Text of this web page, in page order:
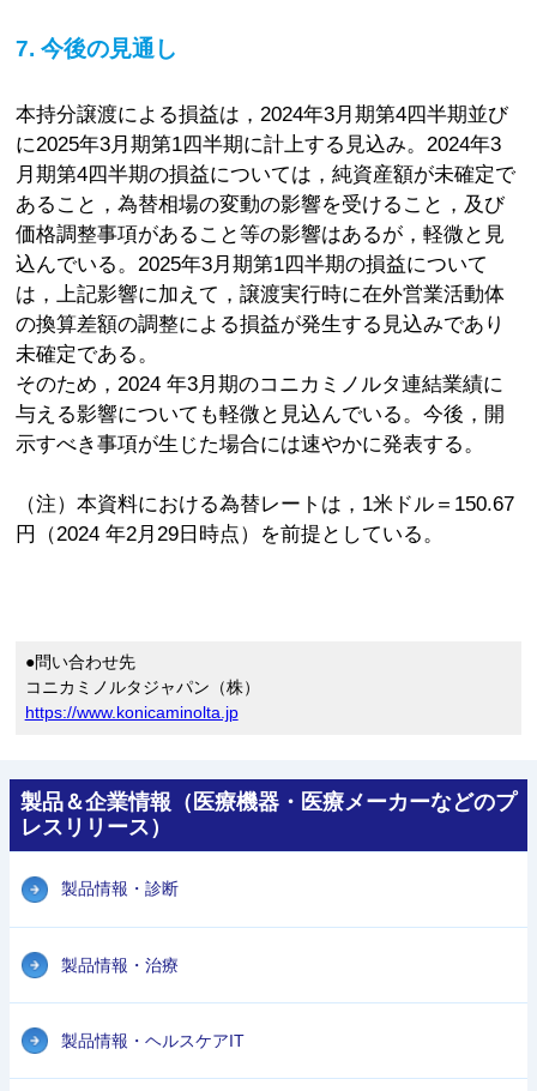
7. 今後の見通し
本持分譲渡による損益は，2024年3月期第4四半期並び
に2025年3月期第1四半期に計上する見込み。2024年3
月期第4四半期の損益については，純資産額が未確定で
あること，為替相場の変動の影響を受けること，及び
価格調整事項があること等の影響はあるが，軽微と見
込んでいる。2025年3月期第1四半期の損益について
は，上記影響に加えて，譲渡実行時に在外営業活動体
の換算差額の調整による損益が発生する見込みであり
未確定である。
そのため，2024 年3月期のコニカミノルタ連結業績に
与える影響についても軽微と見込んでいる。今後，開
示すべき事項が生じた場合には速やかに発表する。
（注）本資料における為替レートは，1米ドル＝150.67
円（2024 年2月29日時点）を前提としている。
●問い合わせ先
コニカミノルタジャパン（株）
https://www.konicaminolta.jp
製品＆企業情報（医療機器・医療メーカーなどのプ
レスリリース）
製品情報・診断
製品情報・治療
製品情報・ヘルスケアIT